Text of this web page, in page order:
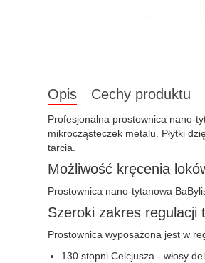
Opis Cechy produktu
Profesjonalna prostownica nano-
mikrocząsteczek metalu. Płytki
tarcia.
Możliwość kręcenia
Prostownica nano-tytanowa
Szeroki zakres regulacji
Prostownica wyposażona jest w
130 stopni Celcjusza - włosy